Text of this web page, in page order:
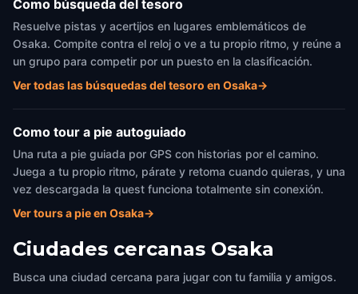
Como búsqueda del tesoro
Resuelve pistas y acertijos en lugares emblemáticos de
Osaka. Compite contra el reloj o ve a tu propio ritmo, y reúne a
un grupo para competir por un puesto en la clasificación.
Ver todas las búsquedas del tesoro en Osaka→
Como tour a pie autoguiado
Una ruta a pie guiada por GPS con historias por el camino.
Juega a tu propio ritmo, párate y retoma cuando quieras, y una
vez descargada la quest funciona totalmente sin conexión.
Ver tours a pie en Osaka→
Ciudades cercanas Osaka
Busca una ciudad cercana para jugar con tu familia y amigos.